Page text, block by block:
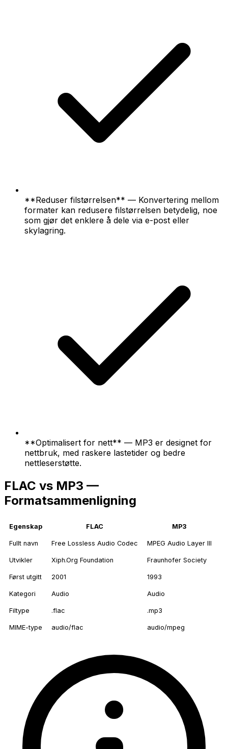
**Reduser filstørrelsen** — Konvertering mellom
formater kan redusere filstørrelsen betydelig, noe
som gjør det enklere å dele via e-post eller
skylagring.
**Optimalisert for nett** — MP3 er designet for
nettbruk, med raskere lastetider og bedre
nettleserstøtte.
FLAC vs MP3 —
Formatsammenligning
Egenskap FLAC MP3
Fullt navn Free Lossless Audio Codec MPEG Audio Layer III
Utvikler Xiph.Org Foundation Fraunhofer Society
Først utgitt 2001 1993
Kategori Audio Audio
Filtype .flac .mp3
MIME-type audio/flac audio/mpeg